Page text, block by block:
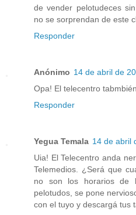
de vender pelotudeces
no se sorprendan de este
Responder
Anónimo 14 de abril de
Opa! El telecentro
Responder
Yegua Temala 14 de abril
Uia! El Telecentro anda
Telemedios. ¿Será que
no son los horarios de
pelotudos, se pone
con el tuyo y descargá tus